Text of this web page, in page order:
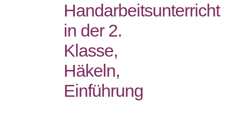
Handarbeitsunterricht
in der 2.
Klasse,
Häkeln,
Einführung